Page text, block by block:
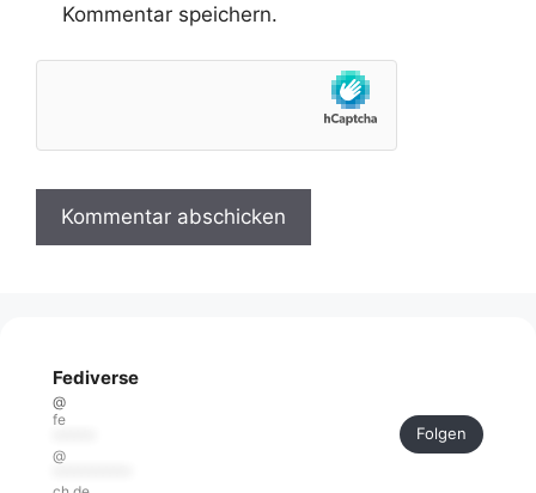
Kommentar speichern.
Fediverse
@
fe
@
Folgen